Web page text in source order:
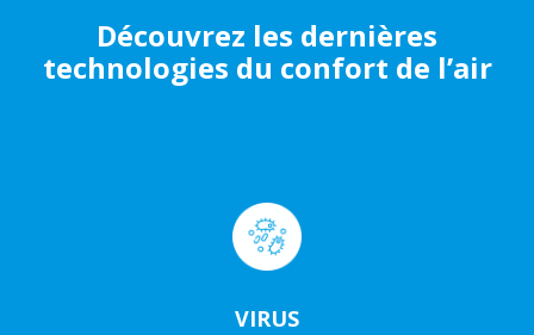
Découvrez les dernières
technologies du confort de l’air
VIRUS